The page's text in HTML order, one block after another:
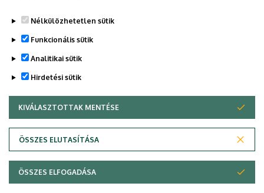
Adatvédelem
Copyright © 2026 Unideb
Nélkülözhetetlen sütik
Funkcionális sütik
Analitikai sütik
Hirdetési sütik
KIVÁLASZTOTTAK MENTÉSE
ÖSSZES ELUTASÍTÁSA
WITHDRAW CONSENT
ÖSSZES ELFOGADÁSA